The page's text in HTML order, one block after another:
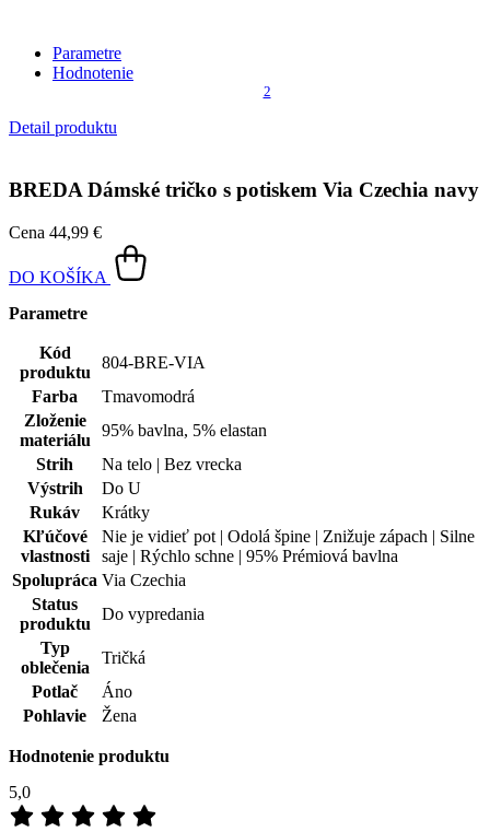
Parametre
Hodnotenie
2
Detail produktu
BREDADámské tričko s potiskem Via Czechia navy
Cena 44,99 €
DO KOŠÍKA
Parametre
Kód
produktu
804-BRE-VIA
Farba
Tmavomodrá
Zloženie
materiálu
95% bavlna, 5% elastan
Strih
Na telo | Bez vrecka
Výstrih
Do U
Rukáv
Krátky
Kľúčové
vlastnosti
Nie je vidieť pot | Odolá špine | Znižuje zápach | Silne
saje | Rýchlo schne | 95% Prémiová bavlna
Spolupráca Via Czechia
Status
produktu
Do vypredania
Typ
oblečenia
Tričká
Potlač
Áno
Pohlavie
Žena
Hodnotenie produktu
5,0